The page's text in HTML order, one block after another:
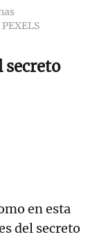
PEXELS
secreto
en esta
del secreto